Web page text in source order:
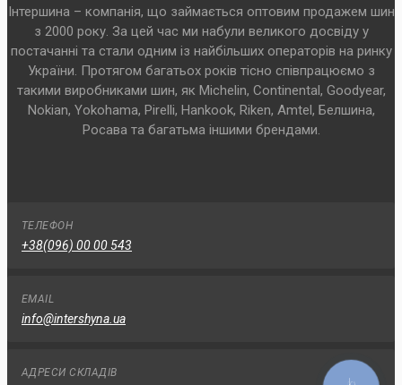
Інтершина – компанія, що займається оптовим продажем шин
з 2000 року. За цей час ми набули великого досвіду у
постачанні та стали одним із найбільших операторів на ринку
України. Протягом багатьох років тісно співпрацюємо з
такими виробниками шин, як Michelin, Continental, Goodyear,
Nokian, Yokohama, Pirelli, Hankook, Riken, Amtel, Белшина,
Росава та багатьма іншими брендами.
ТЕЛЕФОН
+38(096) 00 00 543
EMAIL
info@intershyna.ua
АДРЕСИ СКЛАДІВ